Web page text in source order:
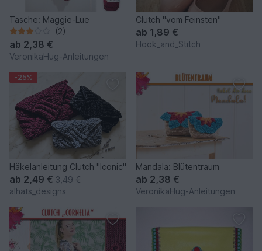
Tasche: Maggie-Lue
(2)
ab 2,38 €
VeronikaHug-Anleitungen
Clutch "vom Feinsten"
ab 1,89 €
Hook_and_Stitch
-25%
Häkelanleitung Clutch "Iconic"
ab 2,49 € 3,49 €
alhats_designs
Mandala: Blütentraum
ab 2,38 €
VeronikaHug-Anleitungen